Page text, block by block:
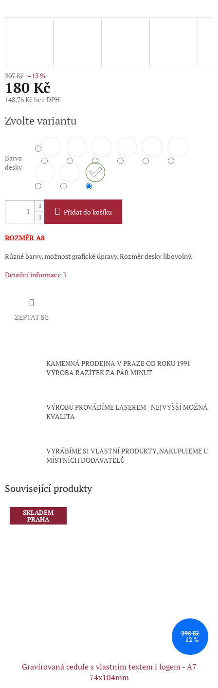
207 Kč –13 %
180 Kč
148,76 Kč bez DPH
cena:
Zvolte variantu
Barva
desky
Přidat do košíku
ROZMĚR A8
Různé barvy, možnost grafické úpravy. Rozměr desky libovolný.
Detailní informace
ZEPTAT SE
KAMENNÁ PRODEJNA V PRAZE OD ROKU 1991
VÝROBA RAZÍTEK ZA PÁR MINUT
VÝROBU PROVÁDÍME LASEREM - NEJVYŠŠÍ MOŽNÁ
KVALITA
VYRÁBÍME SI VLASTNÍ PRODUKTY, NAKUPUJEME U
MÍSTNÍCH DODAVATELŮ
Související produkty
SKLADEM
PRAHA
298 Kč
–12 %
Gravírovaná cedule s vlastním textem i logem - A7
74x104mm